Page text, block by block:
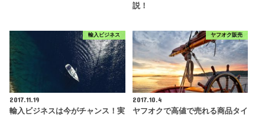
説！
輸入ビジネス
2017.11.19
輸入ビジネスは今がチャンス！実
ヤフオク販売
2017.10.4
ヤフオクで高値で売れる商品タイ